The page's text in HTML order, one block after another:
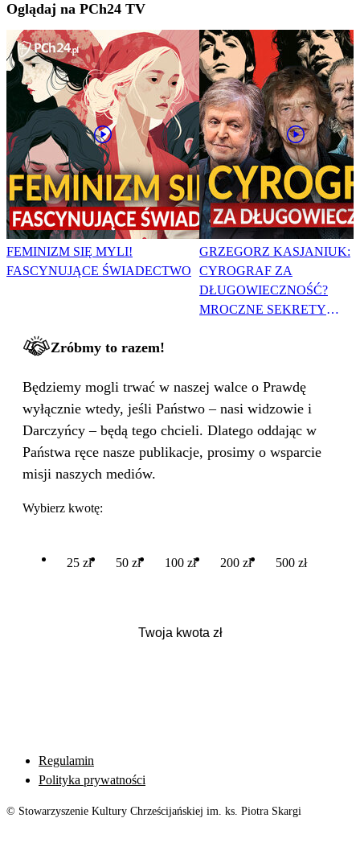
Oglądaj na PCh24 TV
FEMINIZM SIĘ MYLI!
FASCYNUJĄCE ŚWIADECTWO
GRZEGORZ KASJANIUK:
CYROGRAF ZA
DŁUGOWIECZNOŚĆ?
MROCZNE SEKRETY
Zróbmy to razem!
Będziemy mogli trwać w naszej walce o Prawdę
wyłącznie wtedy, jeśli Państwo – nasi widzowie i
Darczyńcy – będą tego chcieli. Dlatego oddając w
Państwa ręce nasze publikacje, prosimy o wsparcie
misji naszych mediów.
Wybierz kwotę:
25 zł 50 zł 100 zł 200 zł 500 zł
Regulamin
Polityka prywatności
© Stowarzyszenie Kultury Chrześcijańskiej im. ks. Piotra Skargi